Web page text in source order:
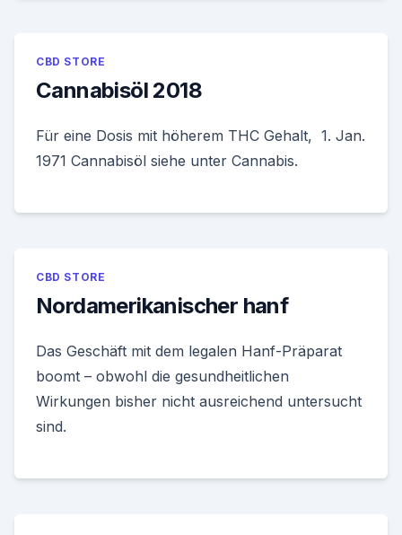
CBD STORE
Cannabisöl 2018
Für eine Dosis mit höherem THC Gehalt, 1. Jan.
1971 Cannabisöl siehe unter Cannabis.
CBD STORE
Nordamerikanischer hanf
Das Geschäft mit dem legalen Hanf-Präparat
boomt – obwohl die gesundheitlichen
Wirkungen bisher nicht ausreichend untersucht
sind.